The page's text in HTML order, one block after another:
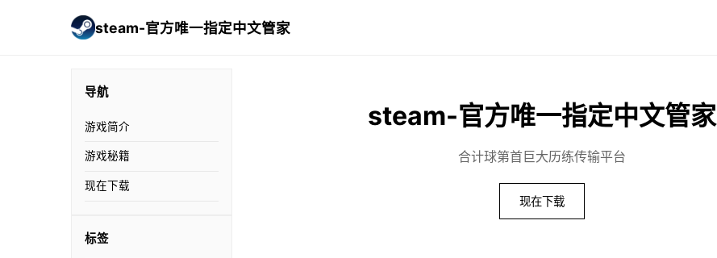
steam-官方唯一指定中文管家
导航
游戏简介
游戏秘籍
现在下载
标签
steam-官方唯一指定中文管家
合计球第首巨大历练传输平台
现在下载